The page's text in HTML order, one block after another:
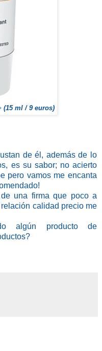
(15 ml / 9 euros)
de él, además de lo
es su sabor; no acierto
pero vamos me encanta
una firma que poco a
calidad precio me
algún producto de